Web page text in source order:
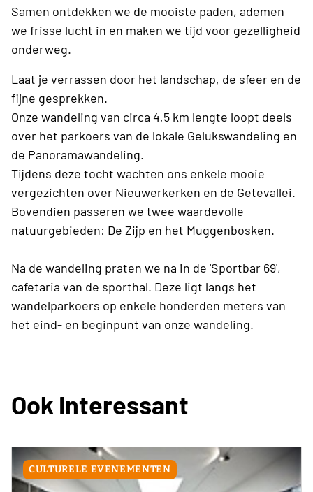
Samen ontdekken we de mooiste paden, ademen
we frisse lucht in en maken we tijd voor gezelligheid
onderweg.
Laat je verrassen door het landschap, de sfeer en de
fijne gesprekken.
Onze wandeling van circa 4,5 km lengte loopt deels
over het parkoers van de lokale Gelukswandeling en
de Panoramawandeling.
Tijdens deze tocht wachten ons enkele mooie
vergezichten over Nieuwerkerken en de Getevallei.
Bovendien passeren we twee waardevolle
natuurgebieden: De Zijp en het Muggenbosken.
Na de wandeling praten we na in de 'Sportbar 69',
cafetaria van de sporthal. Deze ligt langs het
wandelparkoers op enkele honderden meters van
het eind- en beginpunt van onze wandeling.
Ook Interessant
CULTURELE EVENEMENTEN